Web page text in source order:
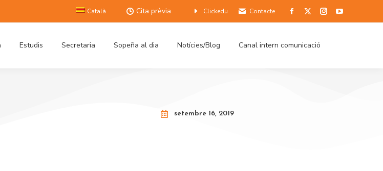
Català Cita prèvia Clickedu Contacte
Estudis Secretaria Sopeña al dia Notícies/Blog Canal intern comunicació
setembre 16, 2019